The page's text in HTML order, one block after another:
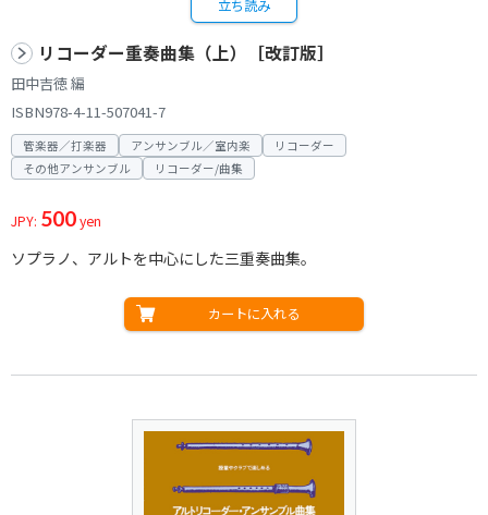
立ち読み
リコーダー重奏曲集（上）［改訂版］
田中吉徳 編
ISBN978-4-11-507041-7
管楽器／打楽器 アンサンブル／室内楽
リコーダー
その他アンサンブル
リコーダー/曲集
JPY: 500yen
ソプラノ、アルトを中心にした三重奏曲集。
カートに入れる